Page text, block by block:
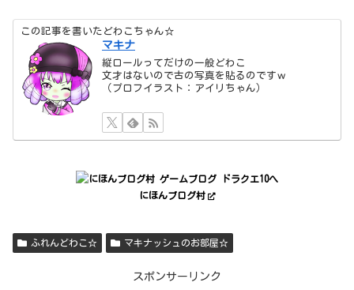
この記事を書いたどわこちゃん☆
マキナ
縦ロールってだけの一般どわこ
文才はないので古の写真を貼るのですｗ
（プロフイラスト：アイリちゃん）
にほんブログ村
ふれんどわこ☆ マキナッシュのお部屋☆
スポンサーリンク